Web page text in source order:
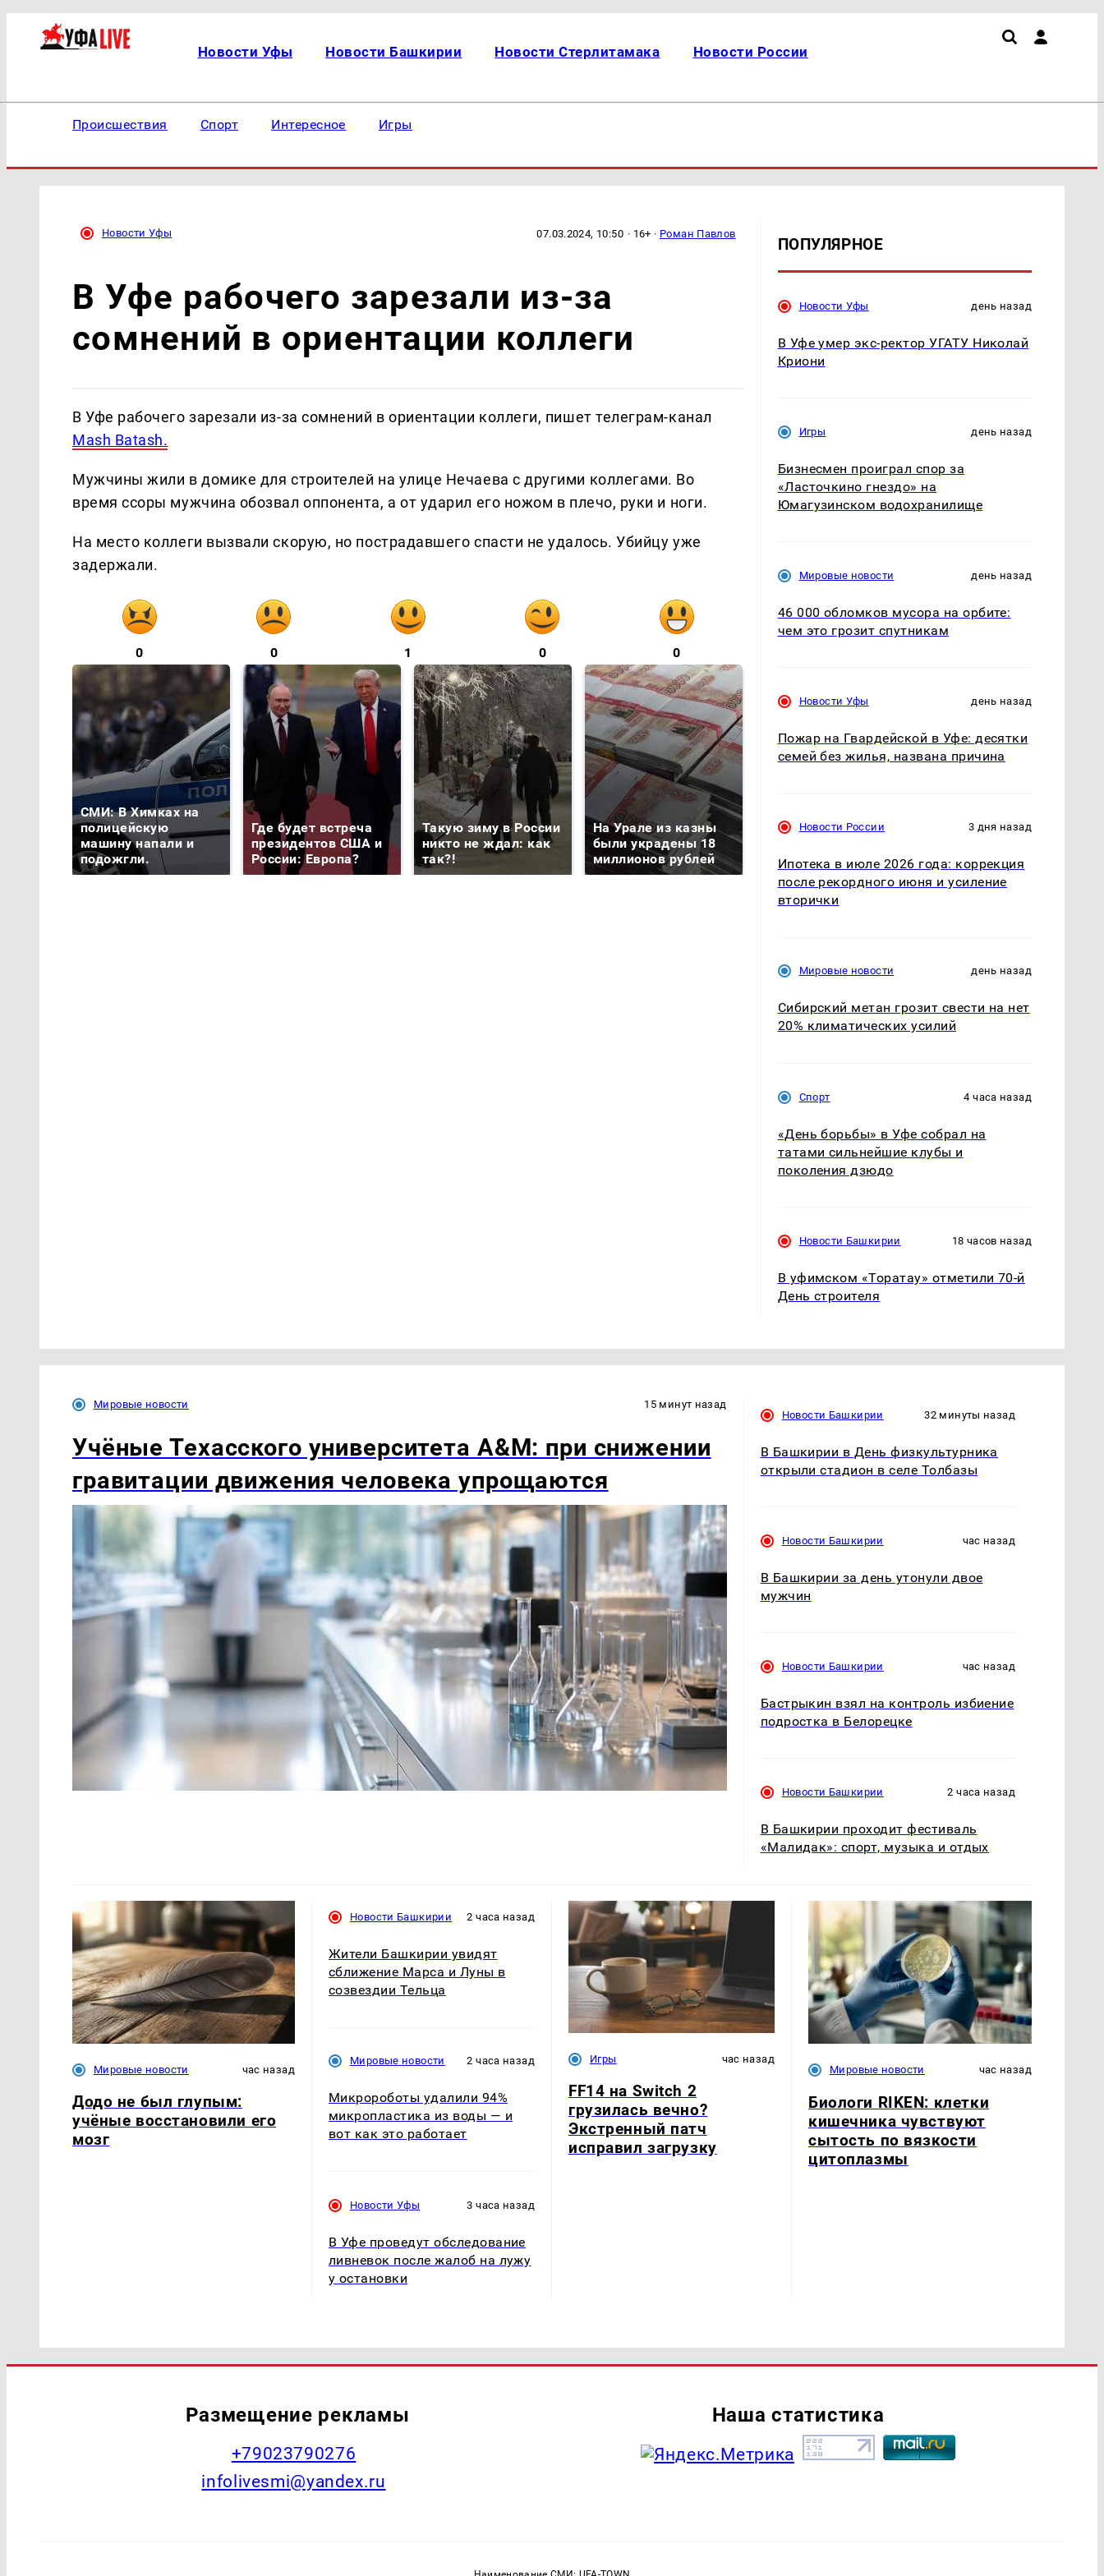
Новости Уфы Новости Башкирии Новости Стерлитамака Новости России
Происшествия Спорт Интересное Игры
Новости Уфы 07.03.2024, 10:50 · 16+ · Роман Павлов
В Уфе рабочего зарезали из-за
сомнений в ориентации коллеги
В Уфе рабочего зарезали из-за сомнений в ориентации коллеги, пишет телеграм-канал
Mash Batash.
Мужчины жили в домике для строителей на улице Нечаева с другими коллегами. Во
время ссоры мужчина обозвал оппонента, а от ударил его ножом в плечо, руки и ноги.
На место коллеги вызвали скорую, но пострадавшего спасти не удалось. Убийцу уже
задержали.
0 0 1 0 0
СМИ: В Химках на
полицейскую
машину напали и
подожгли.
Где будет встреча
президентов США и
России: Европа?
Такую зиму в России
никто не ждал: как
так?!
На Урале из казны
были украдены 18
миллионов рублей
Как выглядит место
Кавказе: смотреть
Не ешьте эту
магазина: список
ПОПУЛЯРНОЕ
Новости Уфы день назад
В Уфе умер экс-ректор УГАТУ Николай
Криони
Игры день назад
Бизнесмен проиграл спор за
«Ласточкино гнездо» на
Юмагузинском водохранилище
Мировые новости день назад
46 000 обломков мусора на орбите:
чем это грозит спутникам
Новости Уфы день назад
Пожар на Гвардейской в Уфе: десятки
семей без жилья, названа причина
Новости России 3 дня назад
Ипотека в июле 2026 года: коррекция
после рекордного июня и усиление
вторички
Мировые новости день назад
Сибирский метан грозит свести на нет
20% климатических усилий
Спорт 4 часа назад
«День борьбы» в Уфе собрал на
татами сильнейшие клубы и
поколения дзюдо
Новости Башкирии 18 часов назад
В уфимском «Торатау» отметили 70-й
День строителя
Мировые новости 15 минут назад
Учёные Техасского университета A&M: при снижении
гравитации движения человека упрощаются
Новости Башкирии 32 минуты назад
В Башкирии в День физкультурника
открыли стадион в селе Толбазы
Новости Башкирии час назад
В Башкирии за день утонули двое
мужчин
Новости Башкирии час назад
Бастрыкин взял на контроль избиение
подростка в Белорецке
Новости Башкирии 2 часа назад
В Башкирии проходит фестиваль
«Малидак»: спорт, музыка и отдых
Мировые новости час назад
Додо не был глупым:
учёные восстановили его
мозг
Новости Башкирии 2 часа назад
Жители Башкирии увидят
сближение Марса и Луны в
созвездии Тельца
Мировые новости 2 часа назад
Микророботы удалили 94%
микропластика из воды — и
вот как это работает
Новости Уфы 3 часа назад
В Уфе проведут обследование
ливневок после жалоб на лужу
у остановки
Игры час назад
FF14 на Switch 2
грузилась вечно?
Экстренный патч
исправил загрузку
Мировые новости час назад
Биологи RIKEN: клетки
кишечника чувствуют
сытость по вязкости
цитоплазмы
Размещение рекламы
+79023790276
infolivesmi@yandex.ru
Наша статистика